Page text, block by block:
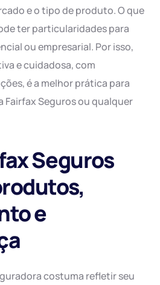
e o tipo de produto. O que
ter particularidades para
ou empresarial. Por isso,
e cuidadosa, com
é a melhor prática para
Fairfax Seguros ou qualquer
Seguros
e
costuma refletir seu